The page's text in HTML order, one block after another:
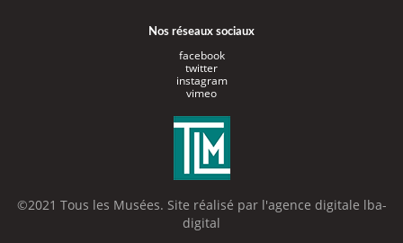
Nos réseaux sociaux
facebook
twitter
instagram
vimeo
©2021 Tous les Musées. Site réalisé par l'agence digitale lba-
digital